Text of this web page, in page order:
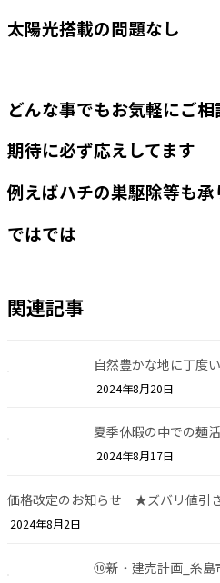
太陽光搭載の問題なし
どんな事でもお気軽にご
期待に必ず応えしてます
例えばハチの巣駆除等も承
ではでは
関連記事
自然豊かな地に丁度
2024年8月20日
夏季休暇の中での麺活
2024年8月17日
価格改定のお知らせ ★ズバリ値引
2024年8月2日
⑩新・建売計画_糸島